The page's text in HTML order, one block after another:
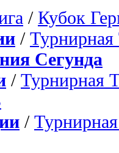
/ Кубок
/ Турнирная
Сегунда
/ Турнирная
/